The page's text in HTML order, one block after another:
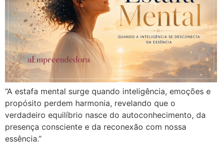
“A estafa mental surge quando inteligência, emoções e
propósito perdem harmonia, revelando que o
verdadeiro equilíbrio nasce do autoconhecimento, da
presença consciente e da reconexão com nossa
essência.”